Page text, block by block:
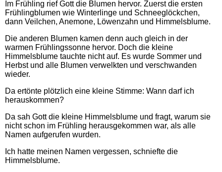
Im Frühling rief Gott die Blumen hervor. Zuerst die ersten
Frühlingblumen wie Winterlinge und Schneeglöckchen,
dann Veilchen, Anemone, Löwenzahn und Himmelsblume.
Die anderen Blumen kamen denn auch gleich in der
warmen Frühlingssonne hervor. Doch die kleine
Himmelsblume tauchte nicht auf. Es wurde Sommer und
Herbst und alle Blumen verwelkten und verschwanden
wieder.
Da ertönte plötzlich eine kleine Stimme: Wann darf ich
herauskommen?
Da sah Gott die kleine Himmelsblume und fragt, warum sie
nicht schon im Frühling herausgekommen war, als alle
Namen aufgerufen wurden.
Ich hatte meinen Namen vergessen, schniefte die
Himmelsblume.